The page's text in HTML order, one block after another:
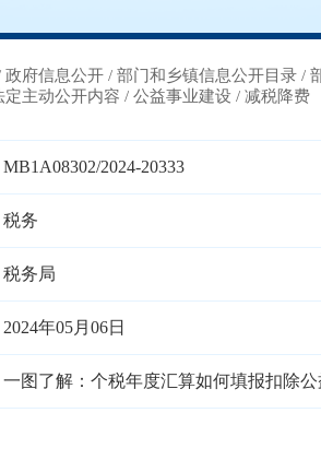
政府信息公开 / 部门和乡镇信息公开目录 /
定主动公开内容 / 公益事业建设 / 减税降费
MB1A08302/2024-20333
税务
税务局
2024年05月06日
一图了解：个税年度汇算如何填报扣除